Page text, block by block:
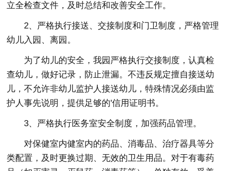
立全检查文件，及时总结和改善安全工作。
2、严格执行接送、交接制度和门卫制度，严格管理
幼儿入园、离园。
为了幼儿的安全，我园严格执行交接制度，认真检
查幼儿，做好记录，防止泄漏。不违反规定擅自接送幼
儿，不允许非幼儿监护人接送幼儿，特殊情况必须由监
护人事先说明，提供足够的'信用证明书。
3、严格执行医务室安全制度，加强药品管理。
对保健室内健室内的药品、消毒品、治疗器具等分
类配置，及时更换过期、无效的卫生用品。对于有毒药